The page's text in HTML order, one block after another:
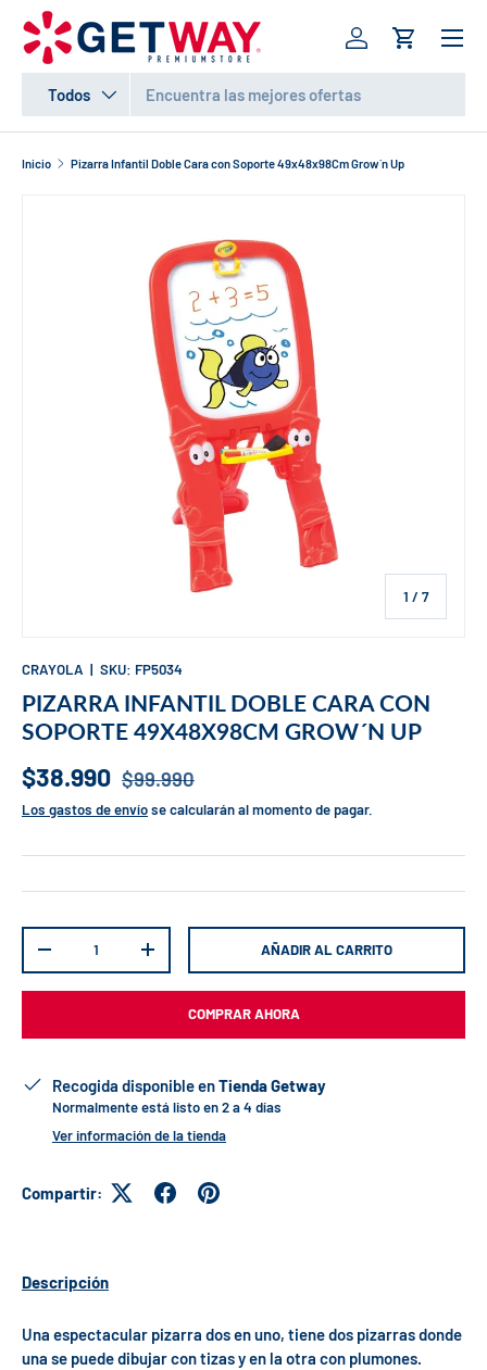
IR AL CONTENIDO
Todos
Iniciar sesión
Carrito
Inicio Pizarra Infantil Doble Cara con Soporte 49x48x98Cm Grow´n Up
1 / de
7
CRAYOLA | SKU: FP5034
PIZARRA INFANTIL DOBLE CARA CON
SOPORTE 49X48X98CM GROW´N UP
$38.990 $99.990
Los gastos de envíose calcularán al momento de pagar.
-
+ AÑADIR AL CARRITO
COMPRAR AHORA
Recogida disponible enTienda Getway
Normalmente está listo en 2 a 4 días
Ver información de la tienda
Compartir:
Descripción
Una espectacular pizarra dos en uno, tiene dos pizarras donde
una se puede dibujar con tizas y en la otra con plumones.